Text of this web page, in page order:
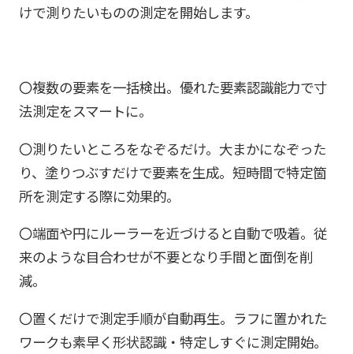
けで測りたいものの測定を開始します。
〇複数の要素を一括検出。優れた要素認識能力で寸
法測定をスマートに。
〇測りたいところをなぞるだけ。大まかになぞった
り、塗りつぶすだけで要素を生成。短時間で特定箇
所を測定する際に効果的。
〇端面や円にルーラーを近づけると自動で吸着。従
来のような目合わせが不要となり手間と面倒を削
減。
〇置くだけで測定手順が自動再生。ラフに置かれた
ワークも素早く形状認識・特定しすぐに測定開始。